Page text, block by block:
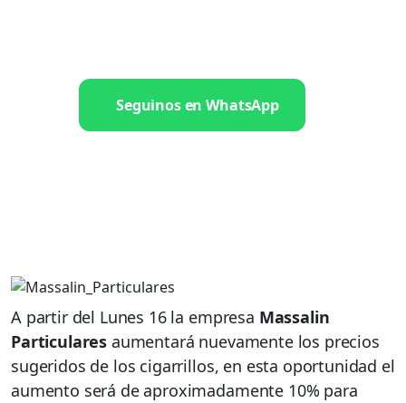
Seguinos en WhatsApp
A partir del Lunes 16 la empresa Massalin
Particulares aumentará nuevamente los precios
sugeridos de los cigarrillos, en esta oportunidad el
aumento será de aproximadamente 10% para